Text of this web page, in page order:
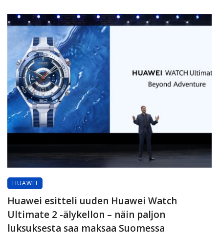
HUAWEI
Huawei esitteli uuden Huawei Watch
Ultimate 2 -älykellon – näin paljon
luksuksesta saa maksaa Suomessa